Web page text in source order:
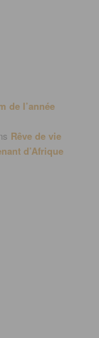
de l’année
Rêve de vie
d’Afrique